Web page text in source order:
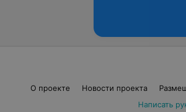
О проекте Новости проекта
Написать